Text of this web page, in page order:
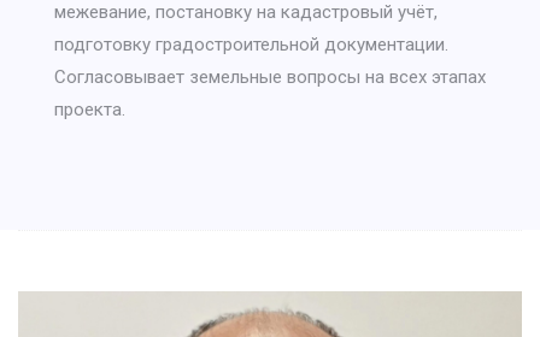
межевание, постановку на кадастровый учёт,
подготовку градостроительной документации.
Согласовывает земельные вопросы на всех этапах
проекта.